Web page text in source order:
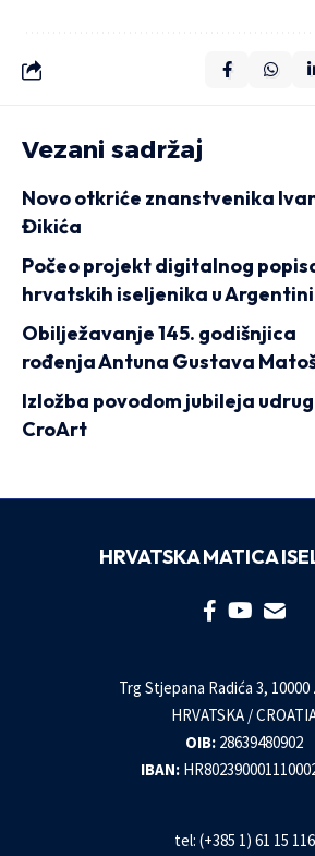
Vezani sadržaj
Novo otkriće znanstvenika
Đikića
Počeo projekt digitalnog
hrvatskih iseljenika u Argentini
Obilježavanje 145. godišnjica
rođenja Antuna Gustava
Izložba povodom jubileja
CroArt
HRVATSKA MATICA
Trg Stjepana Radića 3, 10000
HRVATSKA /
OIB: 28639480902
IBAN:
tel: (+385 1) 61 15 116